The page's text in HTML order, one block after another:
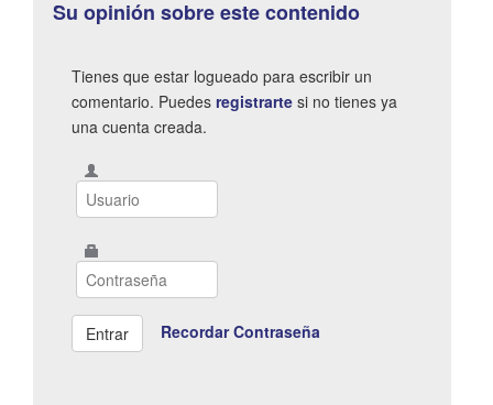
Su opinión sobre este contenido
Tienes que estar logueado para escribir un
comentario. Puedes registrarte si no tienes ya
una cuenta creada.
Recordar Contraseña